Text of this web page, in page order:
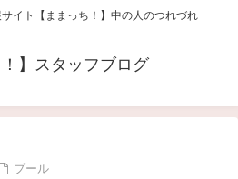
イト【ままっち！】中の人のつれづれ
！】スタッフブログ
プール